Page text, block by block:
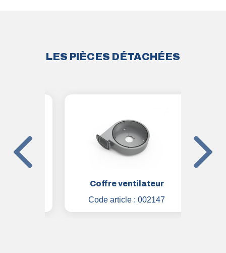
LES PIÈCES DÉTACHÉES
Coffre ventilateur
Code article :002147